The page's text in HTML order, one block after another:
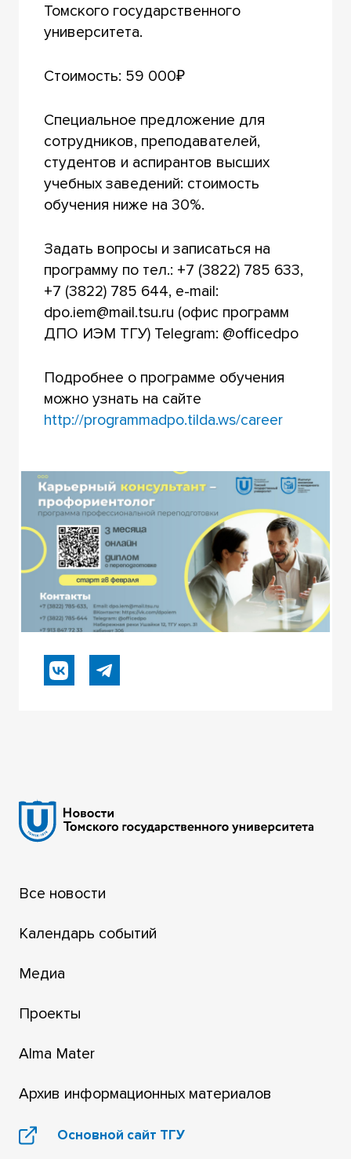
Томского государственного
университета.
Стоимость: 59 000₽
Специальное предложение для
сотрудников, преподавателей,
студентов и аспирантов высших
учебных заведений: стоимость
обучения ниже на 30%.
Задать вопросы и записаться на
программу по тел.: +7 (3822) 785 633,
+7 (3822) 785 644, e-mail:
dpo.iem@mail.tsu.ru (офис программ
ДПО ИЭМ ТГУ) Telegram: @officedpo
Подробнее о программе обучения
можно узнать на сайте
http://programmadpo.tilda.ws/career
Все новости
Календарь событий
Медиа
Проекты
Alma Mater
Архив информационных материалов
Основной сайт ТГУ